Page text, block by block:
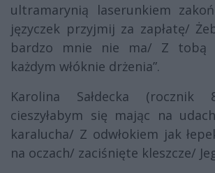
ultramarynią laserunkiem
języczek przyjmij za zapłatę/
bardzo mnie nie ma/ Z
każdym włóknie drżenia”.
Karolina Sałdecka (rocznik
cieszyłabym się mając na
karalucha/ Z odwłokiem jak
na oczach/ zaciśnięte kleszcze/